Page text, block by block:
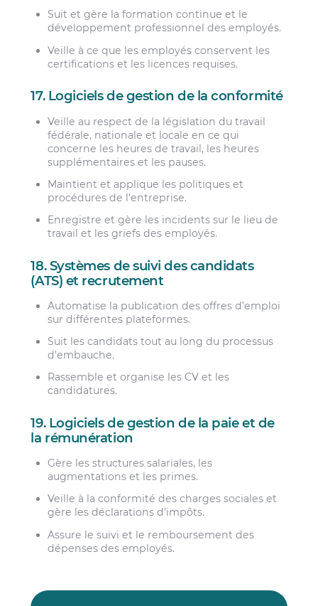
Suit et gère la formation continue et le
développement professionnel des employés.
Veille à ce que les employés conservent les
certifications et les licences requises.
17. Logiciels de gestion de la conformité
Veille au respect de la législation du travail
fédérale, nationale et locale en ce qui
concerne les heures de travail, les heures
supplémentaires et les pauses.
Maintient et applique les politiques et
procédures de l’entreprise.
Enregistre et gère les incidents sur le lieu de
travail et les griefs des employés.
18. Systèmes de suivi des candidats
(ATS) et recrutement
Automatise la publication des offres d’emploi
sur différentes plateformes.
Suit les candidats tout au long du processus
d’embauche.
Rassemble et organise les CV et les
candidatures.
19. Logiciels de gestion de la paie et de
la rémunération
Gère les structures salariales, les
augmentations et les primes.
Veille à la conformité des charges sociales et
gère les déclarations d’impôts.
Assure le suivi et le remboursement des
dépenses des employés.